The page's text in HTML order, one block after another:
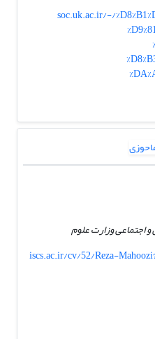
soc.uk.ac.ir/-/
اجتماعی وزارت علوم
iscs.ac.ir/cv/52/Reza-